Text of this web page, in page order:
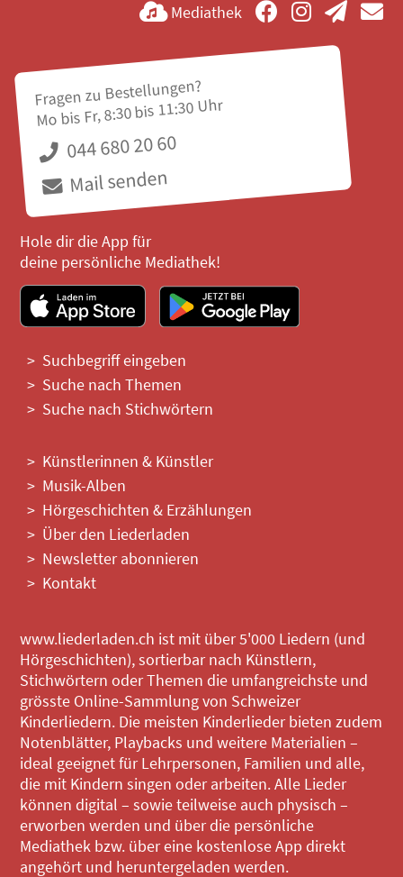
Mediathek
Fragen zu Bestellungen?
Mo bis Fr, 8:30 bis 11:30 Uhr
044 680 20 60
Mail senden
Hole dir die App für
deine persönliche Mediathek!
Suchbegriff eingeben
Suche nach Themen
Suche nach Stichwörtern
Künstlerinnen & Künstler
Musik-Alben
Hörgeschichten & Erzählungen
Über den Liederladen
Newsletter abonnieren
Kontakt
www.liederladen.ch ist mit über 5'000 Liedern (und
Hörgeschichten), sortierbar nach Künstlern,
Stichwörtern oder Themen die umfangreichste und
grösste Online-Sammlung von Schweizer
Kinderliedern. Die meisten Kinderlieder bieten zudem
Notenblätter, Playbacks und weitere Materialien –
ideal geeignet für Lehrpersonen, Familien und alle,
die mit Kindern singen oder arbeiten. Alle Lieder
können digital – sowie teilweise auch physisch –
erworben werden und über die persönliche
Mediathek bzw. über eine kostenlose App direkt
angehört und heruntergeladen werden.